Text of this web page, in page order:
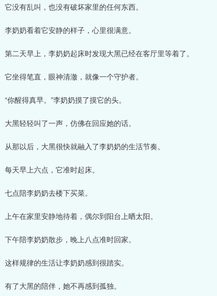
它没有乱叫，也没有破坏家里的任何东西。
李奶奶看着它安静的样子，心里很满意。
第二天早上，李奶奶起床时发现大黑已经在客厅里等着了。
它坐得笔直，眼神清澈，就像一个守护者。
“你醒得真早。”李奶奶摸了摸它的头。
大黑轻轻叫了一声，仿佛在回应她的话。
从那以后，大黑很快就融入了李奶奶的生活节奏。
每天早上六点，它准时起床。
七点陪李奶奶去楼下买菜。
上午在家里安静地待着，偶尔到阳台上晒太阳。
下午陪李奶奶散步，晚上八点准时回家。
这样规律的生活让李奶奶感到很踏实。
有了大黑的陪伴，她不再感到孤独。